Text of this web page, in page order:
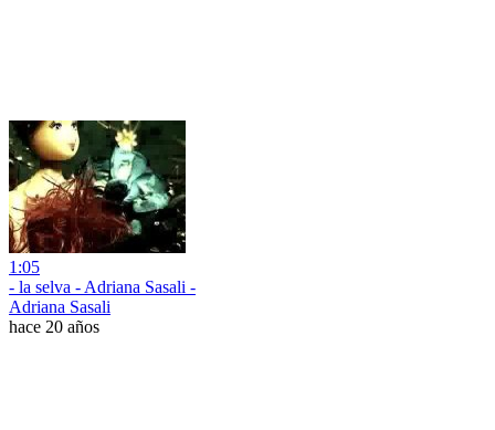
1:05
- la selva - Adriana Sasali -
Adriana Sasali
hace 20 años